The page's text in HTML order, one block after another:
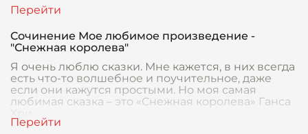
Сочинение Мое любимое произведение -
"Снежная королева"
Я очень люблю сказки. Мне кажется, в них всегда
есть что-то волшебное и поучительное, даже
если они кажутся простыми. Но моя самая
любимая сказка – это «Снежная королева» Ганса
Хри